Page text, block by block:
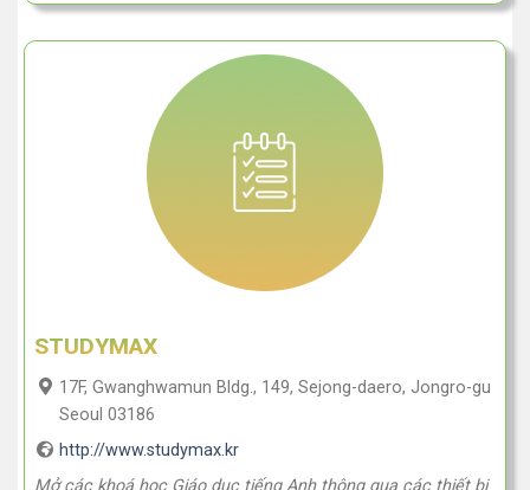
STUDYMAX
17F, Gwanghwamun Bldg., 149, Sejong-daero, Jongro-gu
Seoul 03186
http://www.studymax.kr